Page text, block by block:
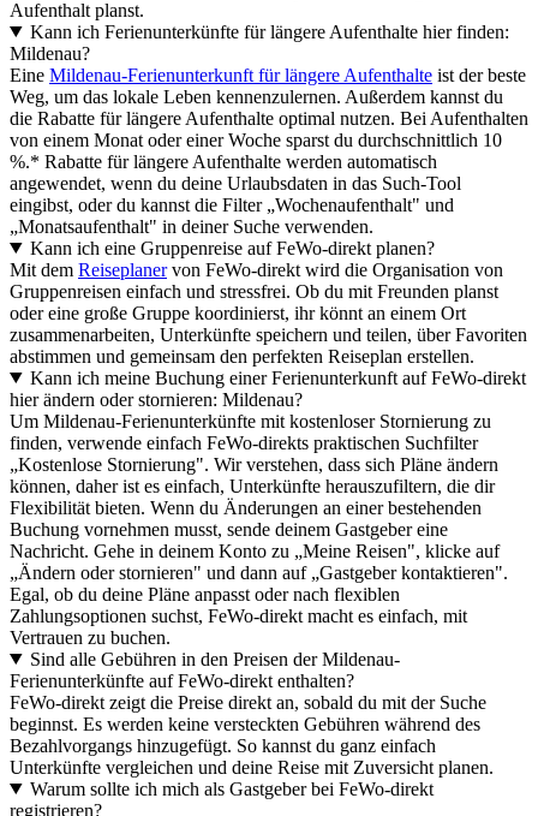
Aufenthalt planst.
Kann ich Ferienunterkünfte für längere Aufenthalte hier finden:
Mildenau?
Eine Mildenau-Ferienunterkunft für längere Aufenthalte ist der beste
Weg, um das lokale Leben kennenzulernen. Außerdem kannst du
die Rabatte für längere Aufenthalte optimal nutzen. Bei Aufenthalten
von einem Monat oder einer Woche sparst du durchschnittlich 10
%.* Rabatte für längere Aufenthalte werden automatisch
angewendet, wenn du deine Urlaubsdaten in das Such-Tool
eingibst, oder du kannst die Filter „Wochenaufenthalt" und
„Monatsaufenthalt" in deiner Suche verwenden.
Kann ich eine Gruppenreise auf FeWo-direkt planen?
Mit dem Reiseplanervon FeWo-direkt wird die Organisation von
Gruppenreisen einfach und stressfrei. Ob du mit Freunden planst
oder eine große Gruppe koordinierst, ihr könnt an einem Ort
zusammenarbeiten, Unterkünfte speichern und teilen, über Favoriten
abstimmen und gemeinsam den perfekten Reiseplan erstellen.
Kann ich meine Buchung einer Ferienunterkunft auf FeWo-direkt
hier ändern oder stornieren: Mildenau?
Um Mildenau-Ferienunterkünfte mit kostenloser Stornierung zu
finden, verwende einfach FeWo-direkts praktischen Suchfilter
„Kostenlose Stornierung". Wir verstehen, dass sich Pläne ändern
können, daher ist es einfach, Unterkünfte herauszufiltern, die dir
Flexibilität bieten. Wenn du Änderungen an einer bestehenden
Buchung vornehmen musst, sende deinem Gastgeber eine
Nachricht. Gehe in deinem Konto zu „Meine Reisen", klicke auf
„Ändern oder stornieren" und dann auf „Gastgeber kontaktieren".
Egal, ob du deine Pläne anpasst oder nach flexiblen
Zahlungsoptionen suchst, FeWo-direkt macht es einfach, mit
Vertrauen zu buchen.
Sind alle Gebühren in den Preisen der Mildenau-
Ferienunterkünfte auf FeWo-direkt enthalten?
FeWo-direkt zeigt die Preise direkt an, sobald du mit der Suche
beginnst. Es werden keine versteckten Gebühren während des
Bezahlvorgangs hinzugefügt. So kannst du ganz einfach
Unterkünfte vergleichen und deine Reise mit Zuversicht planen.
Warum sollte ich mich als Gastgeber bei FeWo-direkt
registrieren?